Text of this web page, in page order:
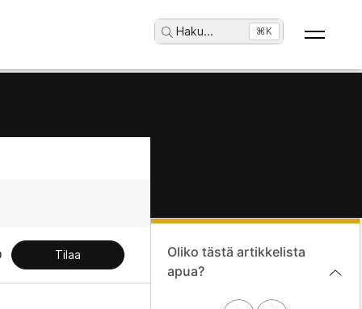
Haku... ⌘K
Tilaa
Oliko tästä artikkelista
apua?